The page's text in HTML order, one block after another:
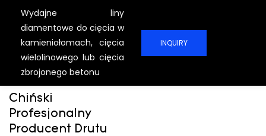
Wydajne liny
diamentowe do cięcia w
kamieniołomach, cięcia
wielolinowego lub cięcia
zbrojonego betonu
INQUIRY
Chiński
Profesjonalny
Producent Drutu